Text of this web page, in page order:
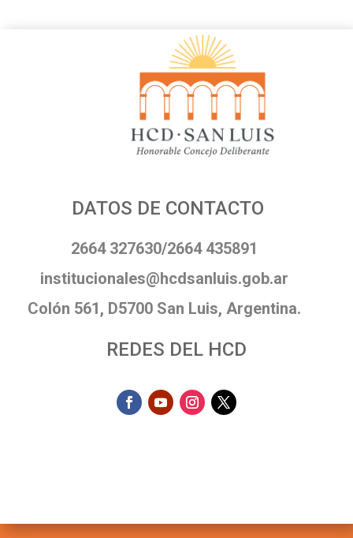
DATOS DE CONTACTO
2664 327630/2664 435891
institucionales@hcdsanluis.gob.ar
Colón 561, D5700 San Luis, Argentina.
REDES DEL HCD